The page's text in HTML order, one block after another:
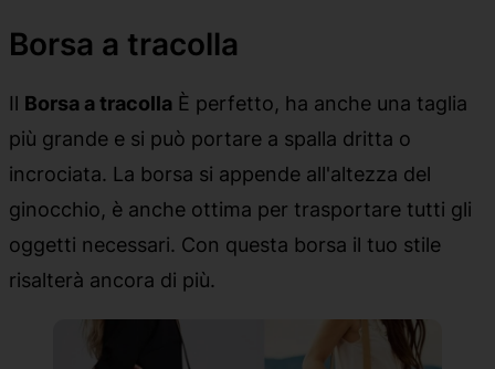
Borsa a tracolla
Il Borsa a tracolla È perfetto, ha anche una taglia
più grande e si può portare a spalla dritta o
incrociata. La borsa si appende all'altezza del
ginocchio, è anche ottima per trasportare tutti gli
oggetti necessari. Con questa borsa il tuo stile
risalterà ancora di più.